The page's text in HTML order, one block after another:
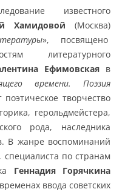
известного
Хамидовой (Москва)
», посвящено
литературного
Ефимовская в
времени. Поэзия
поэтическое творчество
герольдмейстера,
рода, наследника
В жанре воспоминаний
специалиста по странам
Геннадия Горячкина
ввода советских